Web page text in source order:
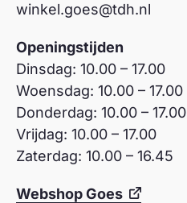
winkel.goes@tdh.nl
Openingstijden
Dinsdag: 10.00 – 17.00
Woensdag: 10.00 – 17.00
Donderdag: 10.00 – 17.00
Vrijdag: 10.00 – 17.00
Zaterdag: 10.00 – 16.45
Webshop Goes